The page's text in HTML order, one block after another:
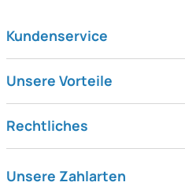
Kundenservice
Unsere Vorteile
Rechtliches
Unsere Zahlarten